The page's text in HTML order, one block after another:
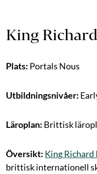
King
Plats: Portals Nous
Utbildningsnivåer:
Läroplan: Brittisk
Översikt: King Richard
brittisk internationell